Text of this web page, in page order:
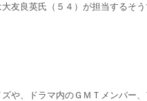
友良英氏（５４）が担当するそ
や、ドラマ内のＧＭＴメンバー、